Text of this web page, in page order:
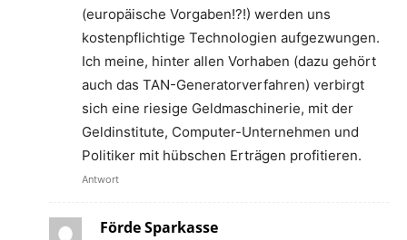
(europäische Vorgaben!?!) werden uns
kostenpflichtige Technologien aufgezwungen.
Ich meine, hinter allen Vorhaben (dazu gehört
auch das TAN-Generatorverfahren) verbirgt
sich eine riesige Geldmaschinerie, mit der
Geldinstitute, Computer-Unternehmen und
Politiker mit hübschen Erträgen profitieren.
Antwort
Förde Sparkasse